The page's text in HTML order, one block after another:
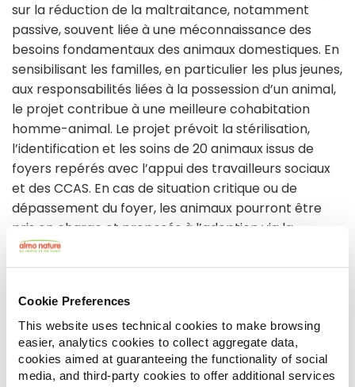
Cookie Preferences
This website uses technical cookies to make browsing
easier, analytics cookies to collect aggregate data,
cookies aimed at guaranteeing the functionality of social
media, and third-party cookies to offer additional services
sur la réduction de la maltraitance, notamment
passive, souvent liée à une méconnaissance des
besoins fondamentaux des animaux domestiques. En
sensibilisant les familles, en particulier les plus jeunes,
aux responsabilités liées à la possession d’un animal,
le projet contribue à une meilleure cohabitation
homme-animal. Le projet prévoit la stérilisation,
l’identification et les soins de 20 animaux issus de
foyers repérés avec l’appui des travailleurs sociaux
et des CCAS. En cas de situation critique ou de
dépassement du foyer, les animaux pourront être
pris en charge et proposés à l’adoption via la
procédure éthique d’APEBA, incluant des visites pré
et post-adoption, un accompagnement
responsable. L’approche globale et individualisée
vise à protéger les animaux tout en soutenant les
familles fragiles. Ce projet porte les valeurs de
l’APEBA qui sont d’agir pour une société plus juste et